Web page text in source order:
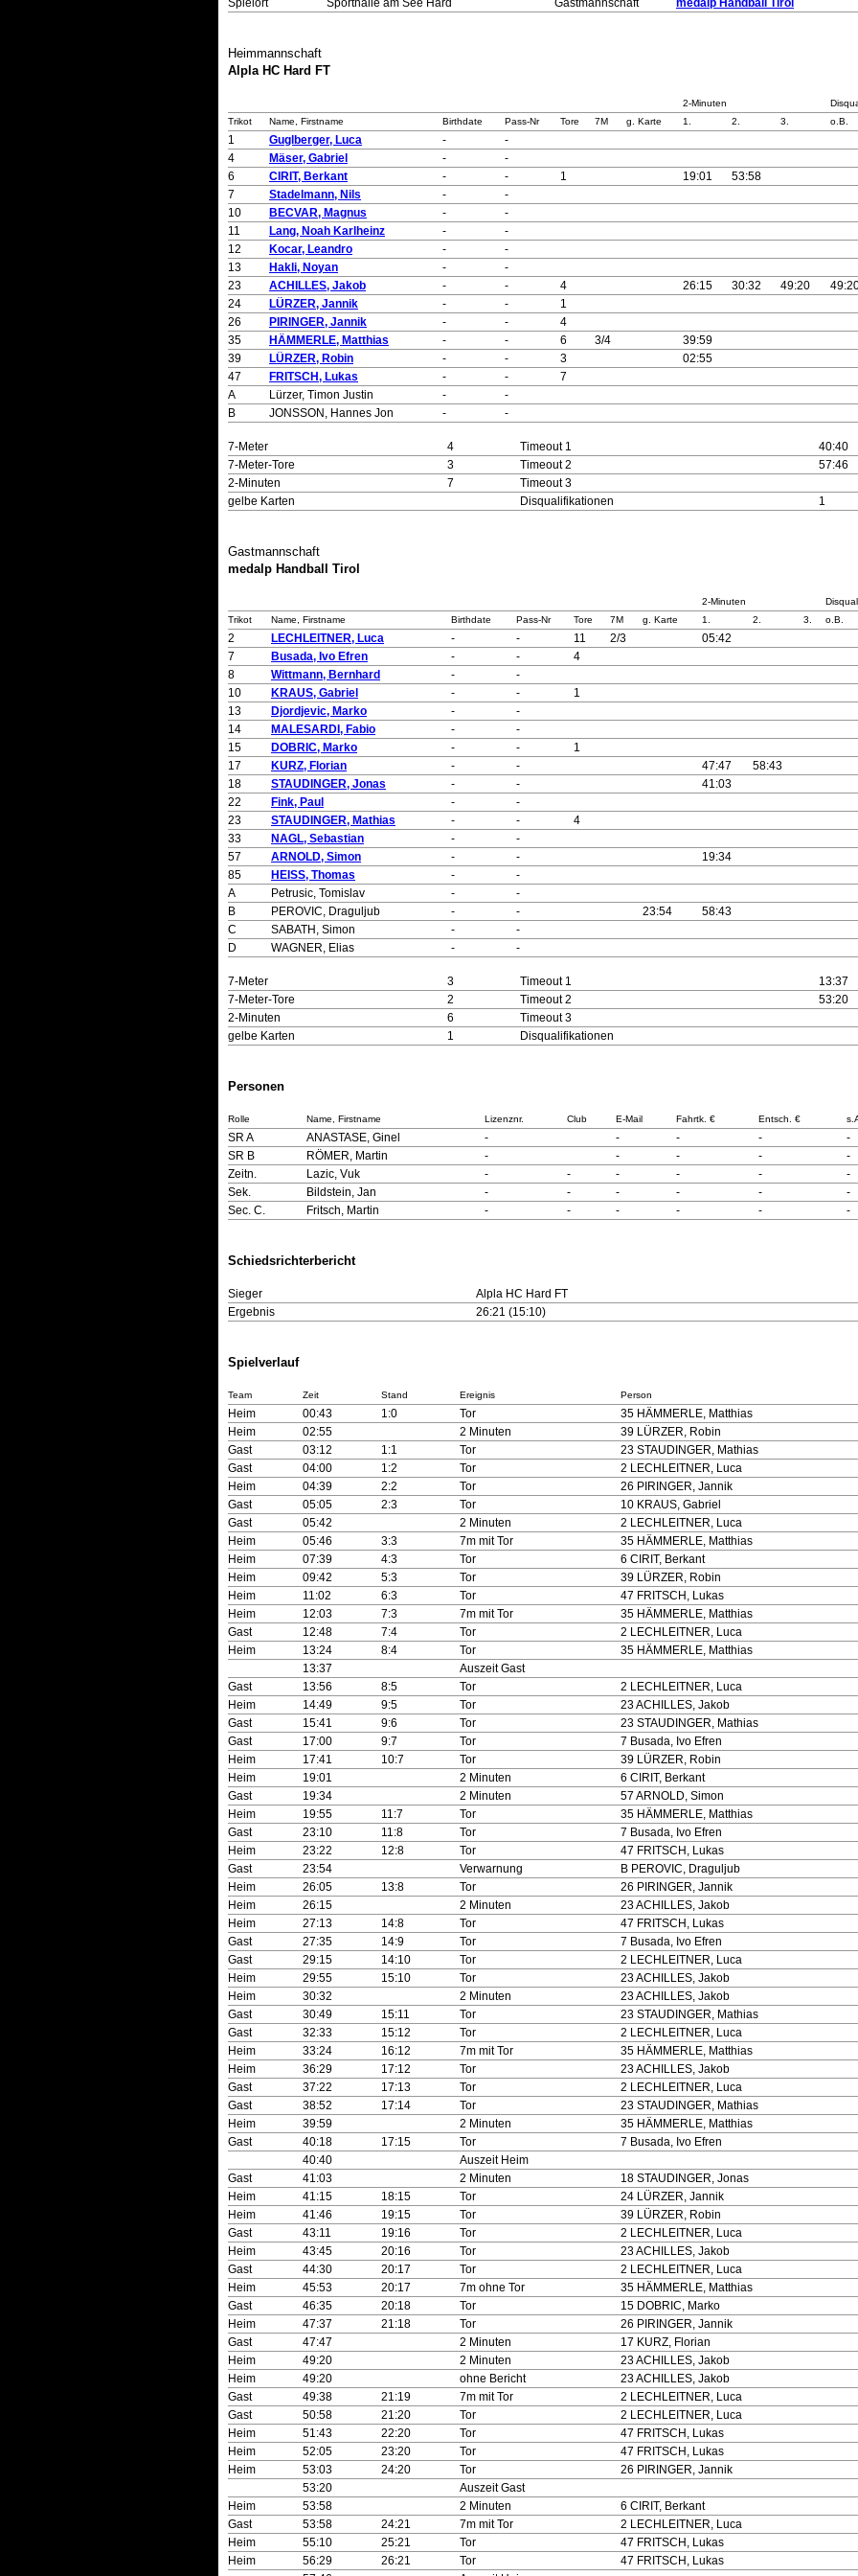
Spielort Sporthalle am See Hard Gastmannschaft medalp Handball Tirol
Heimmannschaft
Alpla HC Hard FT
2-Minuten
Trikot
Name, Firstname Birthdate Pass-Nr Tore 7M g. Karte 1. 2. 3. o.B.
1 Guglberger, Luca -
-
4
Mäser, Gabriel -
-
6
CIRIT, Berkant - - 1 19:01
53:58
7
Stadelmann, Nils -
-
10
BECVAR, Magnus -
-
11
Lang, Noah Karlheinz -
-
12
Kocar, Leandro -
-
13
Hakli, Noyan -
-
23
ACHILLES, Jakob - - 4 26:15 30:32 49:20
24
LÜRZER, Jannik - -
1
26
PIRINGER, Jannik - -
4
35
HÄMMERLE, Matthias - - 6 3/4
39:59
39
LÜRZER, Robin - - 3
02:55
47
FRITSCH, Lukas - -
7
A
Lürzer, Timon Justin -
-
B
JONSSON, Hannes Jon - -
7-Meter 4 Timeout 1
40:40
7-Meter-Tore
3 Timeout 2
57:46
2-Minuten
7
Timeout 3
gelbe Karten
Disqualifikationen 1
Gastmannschaft
medalp Handball Tirol
2-Minuten
Trikot
Name, Firstname Birthdate Pass-Nr Tore 7M g. Karte 1. 2. 3. o.B.
2 LECHLEITNER, Luca - - 11 2/3
05:42
7
Busada, Ivo Efren - -
4
8
Wittmann, Bernhard -
-
10
KRAUS, Gabriel - -
1
13
Djordjevic, Marko -
-
14
MALESARDI, Fabio -
-
15
DOBRIC, Marko - -
1
17
KURZ, Florian - - 47:47
58:43
18
STAUDINGER, Jonas - -
41:03
22
Fink, Paul -
-
23
STAUDINGER, Mathias - -
4
33
NAGL, Sebastian -
-
57
ARNOLD, Simon - -
19:34
85
HEISS, Thomas -
-
A
Petrusic, Tomislav -
-
B
PEROVIC, Draguljub - - 23:54
58:43
C
SABATH, Simon -
-
D
WAGNER, Elias - -
7-Meter 3 Timeout 1
13:37
7-Meter-Tore
2 Timeout 2
53:20
2-Minuten
6
Timeout 3
gelbe Karten
1 Disqualifikationen
Personen
Rolle Name, Firstname Lizenznr. Club E-Mail Fahrtk. € Entsch. €
SR A ANASTASE, Ginel - - - -
-
SR B
RÖMER, Martin - - - -
-
Zeitn.
Lazic, Vuk - - - - -
-
Sek.
Bildstein, Jan - - - - -
-
Sec. C.
Fritsch, Martin - - - - - -
Schiedsrichterbericht
Sieger
Alpla HC Hard FT
Ergebnis
26:21 (15:10)
Spielverlauf
Team Zeit Stand Ereignis Person
Heim 00:43 1:0 Tor
35 HÄMMERLE, Matthias
Heim
02:55 2 Minuten
39 LÜRZER, Robin
Gast
03:12 1:1 Tor
23 STAUDINGER, Mathias
Gast
04:00 1:2 Tor
2 LECHLEITNER, Luca
Heim
04:39 2:2 Tor
26 PIRINGER, Jannik
Gast
05:05 2:3 Tor
10 KRAUS, Gabriel
Gast
05:42 2 Minuten
2 LECHLEITNER, Luca
Heim
05:46 3:3 7m mit Tor
35 HÄMMERLE, Matthias
Heim
07:39 4:3 Tor
6 CIRIT, Berkant
Heim
09:42 5:3 Tor
39 LÜRZER, Robin
Heim
11:02 6:3 Tor
47 FRITSCH, Lukas
Heim
12:03 7:3 7m mit Tor
35 HÄMMERLE, Matthias
Gast
12:48 7:4 Tor
2 LECHLEITNER, Luca
Heim
13:24 8:4 Tor
35 HÄMMERLE, Matthias
13:37
Auszeit Gast
Gast
13:56 8:5 Tor
2 LECHLEITNER, Luca
Heim
14:49 9:5 Tor
23 ACHILLES, Jakob
Gast
15:41 9:6 Tor
23 STAUDINGER, Mathias
Gast
17:00 9:7 Tor
7 Busada, Ivo Efren
Heim
17:41 10:7 Tor
39 LÜRZER, Robin
Heim
19:01 2 Minuten
6 CIRIT, Berkant
Gast
19:34 2 Minuten
57 ARNOLD, Simon
Heim
19:55 11:7 Tor
35 HÄMMERLE, Matthias
Gast
23:10 11:8 Tor
7 Busada, Ivo Efren
Heim
23:22 12:8 Tor
47 FRITSCH, Lukas
Gast
23:54 Verwarnung
B PEROVIC, Draguljub
Heim
26:05 13:8 Tor
26 PIRINGER, Jannik
Heim
26:15 2 Minuten
23 ACHILLES, Jakob
Heim
27:13 14:8 Tor
47 FRITSCH, Lukas
Gast
27:35 14:9 Tor
7 Busada, Ivo Efren
Gast
29:15 14:10 Tor
2 LECHLEITNER, Luca
Heim
29:55 15:10 Tor
23 ACHILLES, Jakob
Heim
30:32 2 Minuten
23 ACHILLES, Jakob
Gast
30:49 15:11 Tor
23 STAUDINGER, Mathias
Gast
32:33 15:12 Tor
2 LECHLEITNER, Luca
Heim
33:24 16:12 7m mit Tor
35 HÄMMERLE, Matthias
Heim
36:29 17:12 Tor
23 ACHILLES, Jakob
Gast
37:22 17:13 Tor
2 LECHLEITNER, Luca
Gast
38:52 17:14 Tor
23 STAUDINGER, Mathias
Heim
39:59 2 Minuten
35 HÄMMERLE, Matthias
Gast
40:18 17:15 Tor
7 Busada, Ivo Efren
40:40
Auszeit Heim
Gast
41:03 2 Minuten
18 STAUDINGER, Jonas
Heim
41:15 18:15 Tor
24 LÜRZER, Jannik
Heim
41:46 19:15 Tor
39 LÜRZER, Robin
Gast
43:11 19:16 Tor
2 LECHLEITNER, Luca
Heim
43:45 20:16 Tor
23 ACHILLES, Jakob
Gast
44:30 20:17 Tor
2 LECHLEITNER, Luca
Heim
45:53 20:17 7m ohne Tor
35 HÄMMERLE, Matthias
Gast
46:35 20:18 Tor
15 DOBRIC, Marko
Heim
47:37 21:18 Tor
26 PIRINGER, Jannik
Gast
47:47 2 Minuten
17 KURZ, Florian
Heim
49:20 2 Minuten
23 ACHILLES, Jakob
Heim
49:20 ohne Bericht
23 ACHILLES, Jakob
Gast
49:38 21:19 7m mit Tor
2 LECHLEITNER, Luca
Gast
50:58 21:20 Tor
2 LECHLEITNER, Luca
Heim
51:43 22:20 Tor
47 FRITSCH, Lukas
Heim
52:05 23:20 Tor
47 FRITSCH, Lukas
Heim
53:03 24:20 Tor
26 PIRINGER, Jannik
53:20
Auszeit Gast
Heim
53:58 2 Minuten
6 CIRIT, Berkant
Gast
53:58 24:21 7m mit Tor
2 LECHLEITNER, Luca
Heim
55:10 25:21 Tor
47 FRITSCH, Lukas
Heim
56:29 26:21 Tor
47 FRITSCH, Lukas